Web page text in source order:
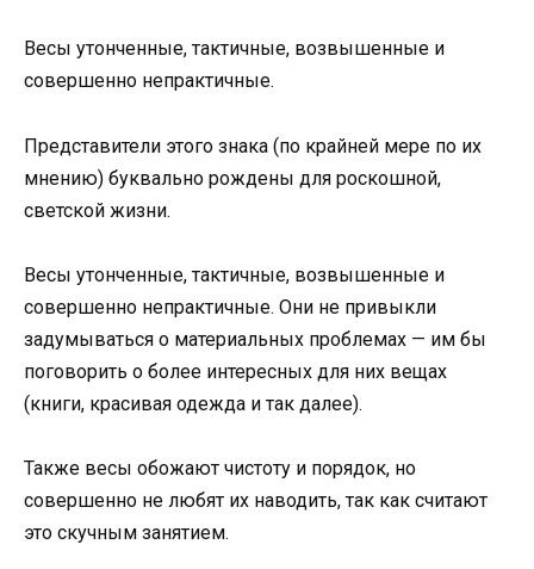
Весы утонченные, тактичные, возвышенные и
совершенно непрактичные.
Представители этого знака (по крайней мере по их
мнению) буквально рождены для роскошной,
светской жизни.
Весы утонченные, тактичные, возвышенные и
совершенно непрактичные. Они не привыкли
задумываться о материальных проблемах — им бы
поговорить о более интересных для них вещах
(книги, красивая одежда и так далее).
Также весы обожают чистоту и порядок, но
совершенно не любят их наводить, так как считают
это скучным занятием.